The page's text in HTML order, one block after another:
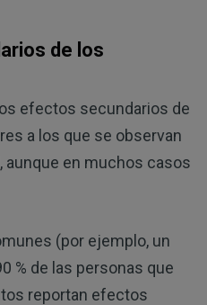
de los
efectos secundarios de
a los que se observan
en muchos casos
(por ejemplo, un
% de las personas que
reportan efectos